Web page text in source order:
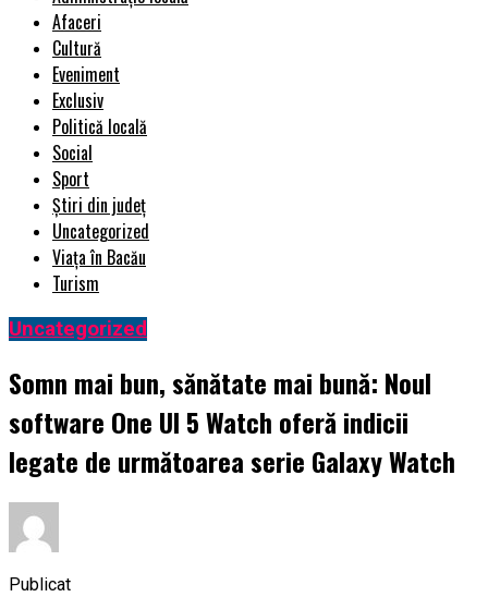
Afaceri
Cultură
Eveniment
Exclusiv
Politică locală
Social
Sport
Știri din județ
Uncategorized
Viața în Bacău
Turism
Uncategorized
Somn mai bun, sănătate mai bună: Noul
software One UI 5 Watch oferă indicii
legate de următoarea serie Galaxy Watch
Publicat